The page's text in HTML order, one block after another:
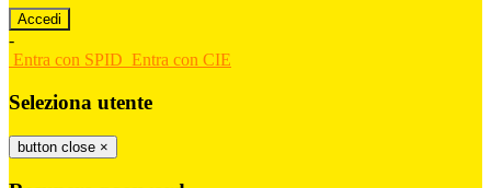
-
Entra con SPID Entra con CIE
Seleziona utente
button close ×